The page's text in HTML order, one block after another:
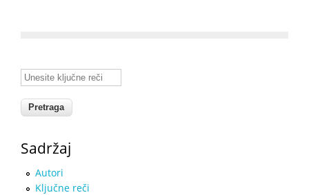
Unesite ključne reči
Sadržaj
Autori
Ključne reči